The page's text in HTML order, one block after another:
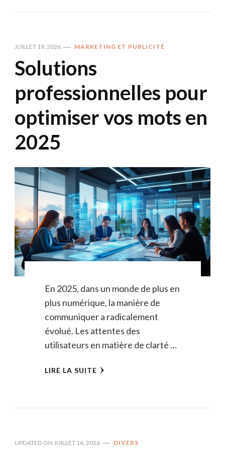
JUILLET 19, 2026 MARKETING ET PUBLICITÉ
Solutions
professionnelles pour
optimiser vos mots en
2025
En 2025, dans un monde de plus en
plus numérique, la manière de
communiquer a radicalement
évolué. Les attentes des
utilisateurs en matière de clarté …
LIRE LA SUITE
UPDATED ON JUILLET 16, 2026 DIVERS